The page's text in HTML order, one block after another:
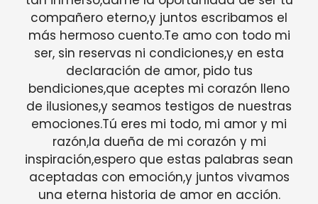
compañero eterno,y juntos escribamos el
más hermoso cuento.Te amo con todo mi
ser, sin reservas ni condiciones,y en esta
declaración de amor, pido tus
bendiciones,que aceptes mi corazón lleno
de ilusiones,y seamos testigos de nuestras
emociones.Tú eres mi todo, mi amor y mi
razón,la dueña de mi corazón y mi
inspiración,espero que estas palabras sean
aceptadas con emoción,y juntos vivamos
una eterna historia de amor en acción.